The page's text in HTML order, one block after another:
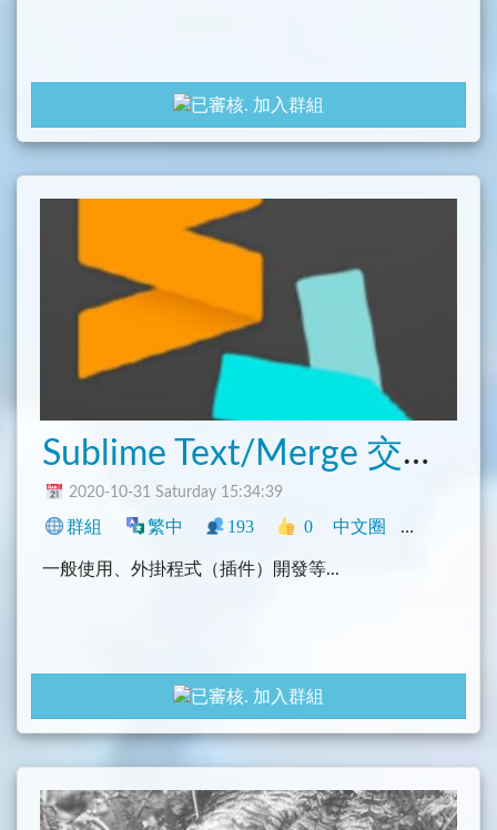
加入群組
Sublime Text/Merge 交流群組
2020-10-31 Saturday 15:34:39
群組 繁中 193 0 中文圈 香港
一般使用、外掛程式（插件）開發等...
加入群組